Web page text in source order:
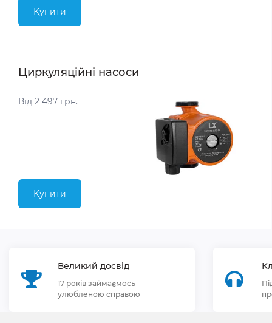
Купити
Циркуляційні насоси
Від 2 497 грн.
Купити
Великий досвід
17 років займаємось
улюбленою справою